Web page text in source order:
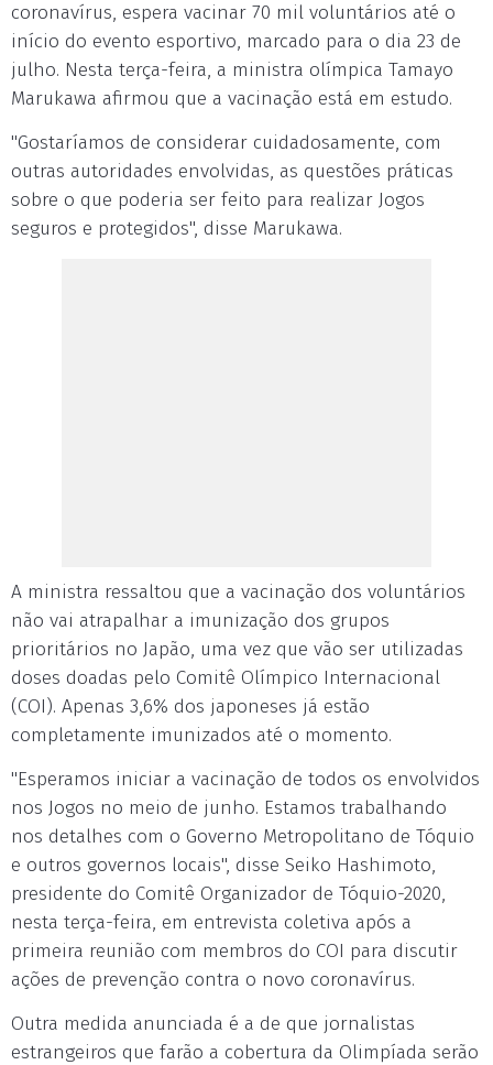
coronavírus, espera vacinar 70 mil voluntários até o
início do evento esportivo, marcado para o dia 23 de
julho. Nesta terça-feira, a ministra olímpica Tamayo
Marukawa afirmou que a vacinação está em estudo.
"Gostaríamos de considerar cuidadosamente, com
outras autoridades envolvidas, as questões práticas
sobre o que poderia ser feito para realizar Jogos
seguros e protegidos", disse Marukawa.
A ministra ressaltou que a vacinação dos voluntários
não vai atrapalhar a imunização dos grupos
prioritários no Japão, uma vez que vão ser utilizadas
doses doadas pelo Comitê Olímpico Internacional
(COI). Apenas 3,6% dos japoneses já estão
completamente imunizados até o momento.
"Esperamos iniciar a vacinação de todos os envolvidos
nos Jogos no meio de junho. Estamos trabalhando
nos detalhes com o Governo Metropolitano de Tóquio
e outros governos locais", disse Seiko Hashimoto,
presidente do Comitê Organizador de Tóquio-2020,
nesta terça-feira, em entrevista coletiva após a
primeira reunião com membros do COI para discutir
ações de prevenção contra o novo coronavírus.
Outra medida anunciada é a de que jornalistas
estrangeiros que farão a cobertura da Olimpíada serão